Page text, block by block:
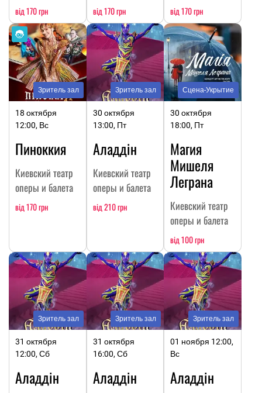
від 170 грн від 170 грн від 170 грн
Зритель зал
18 октября
12:00, Вс
Пиноккия
Киевский театр
оперы и балета
від 170 грн
Зритель зал
30 октября
13:00, Пт
Аладдін
Киевский театр
оперы и балета
від 210 грн
Сцена-Укрытие
30 октября
18:00, Пт
Магия
Мишеля
Леграна
Киевский театр
оперы и балета
від 100 грн
Зритель зал
31 октября
12:00, Сб
Аладдін
Зритель зал
31 октября
16:00, Сб
Аладдін
Зритель зал
01 ноября 12:00,
Вс
Аладдін